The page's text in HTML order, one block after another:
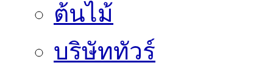
ต้นไม้
บริษัททัวร์